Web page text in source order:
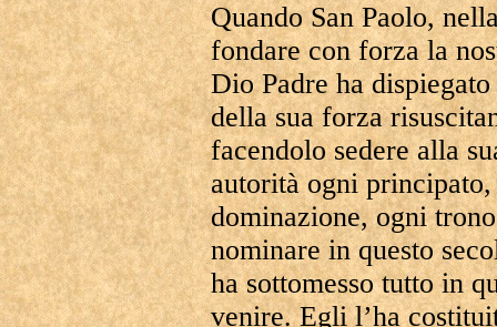
Quando San Paolo,
fondare con forza la
Dio Padre ha
della sua forza
facendolo sedere alla
autorità ogni
dominazione, ogni
nominare in questo
ha sottomesso tutto in
venire. Egli l’ha